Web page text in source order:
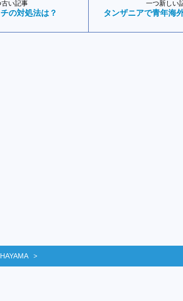
い記事
の対処法は？
一つ新しい
タンザニアで青年海